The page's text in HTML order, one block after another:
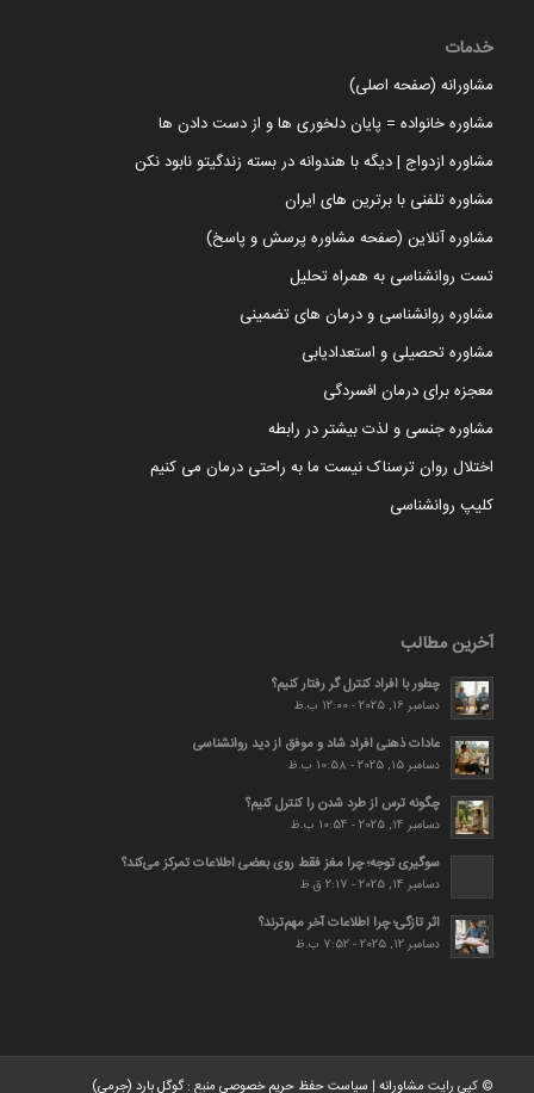
خدمات
مشاورانه (صفحه اصلی)
مشاوره خانواده = پایان دلخوری ها و از دست دادن ها
مشاوره ازدواج | دیگه با هندوانه در بسته زندگیتو نابود نکن
مشاوره تلفنی با برترین های ایران
مشاوره آنلاین (صفحه مشاوره پرسش و پاسخ)
تست روانشناسی به همراه تحلیل
مشاوره روانشناسی و درمان های تضمینی
مشاوره تحصیلی و استعدادیابی
معجزه برای درمان افسردگی
مشاوره جنسی و لذت بیشتر در رابطه
اختلال روان ترسناک نیست ما به راحتی درمان می کنیم
کلیپ روانشناسی
آخرین مطالب
چطور با افراد کنترل گر رفتار کنیم؟
دسامبر 16, 2025 - 12:00 ب.ظ
عادات ذهنی افراد شاد و موفق از دید روانشناسی
دسامبر 15, 2025 - 10:58 ب.ظ
چگونه ترس از طرد شدن را کنترل کنیم؟
دسامبر 14, 2025 - 10:54 ب.ظ
سوگیری توجه؛ چرا مغز فقط روی بعضی اطلاعات تمرکز می‌کند؟
دسامبر 14, 2025 - 2:17 ق.ظ
اثر تازگی؛ چرا اطلاعات آخر مهم‌ترند؟
دسامبر 12, 2025 - 7:52 ب.ظ
© کپی رایت مشاورانه| سیاست حفظ حریم خصوصیمنبع :گوگل بارد (جرمی)